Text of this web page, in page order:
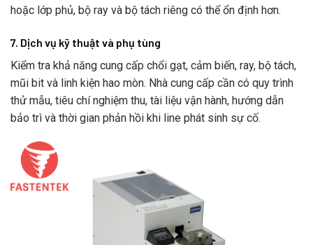
hoặc lớp phủ, bộ ray và bộ tách riêng có thể ổn định hơn.
7. Dịch vụ kỹ thuật và phụ tùng
Kiểm tra khả năng cung cấp chổi gạt, cảm biến, ray, bộ tách,
mũi bit và linh kiện hao mòn. Nhà cung cấp cần có quy trình
thử mẫu, tiêu chí nghiệm thu, tài liệu vận hành, hướng dẫn
bảo trì và thời gian phản hồi khi line phát sinh sự cố.